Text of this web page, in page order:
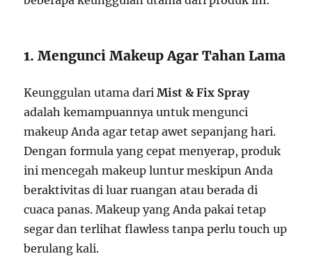
1. Mengunci Makeup Agar Tahan Lama
Keunggulan utama dariMist & Fix Spray
adalah kemampuannya untuk mengunci
makeup Anda agar tetap awet sepanjang hari.
Dengan formula yang cepat menyerap, produk
ini mencegah makeup luntur meskipun Anda
beraktivitas di luar ruangan atau berada di
cuaca panas. Makeup yang Anda pakai tetap
segar dan terlihat flawless tanpa perlu touch up
berulang kali.